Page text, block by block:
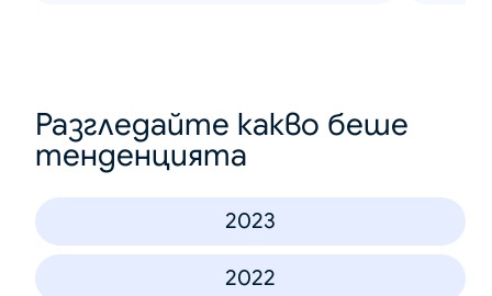
Разгледайте какво беше
тенденцията
2023
2022